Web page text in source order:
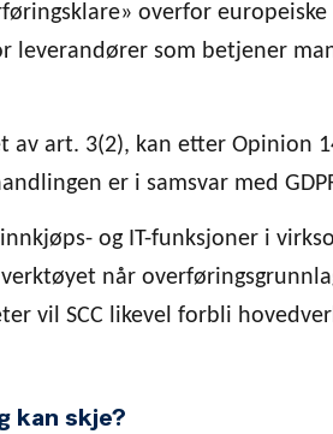
overfor europeiske
som betjener
av art. 3(2), kan etter Opinion
er i samsvar med
og IT-funksjoner i
når
vil SCC likevel forbli
kan skje?